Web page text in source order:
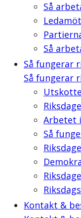
Så
Så
Så fungerar
Så fungerar
Arbetet
Så
Kontakt &